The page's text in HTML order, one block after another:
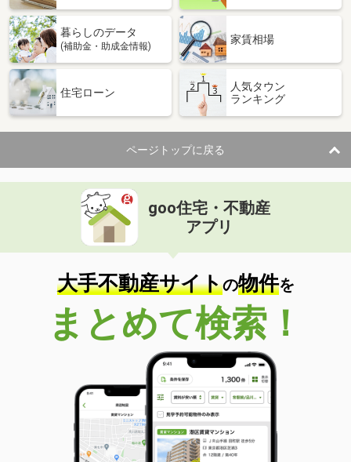
暮らしのデータ
(補助金・助成金情報)
家賃相場
住宅ローン
人気タウン
ランキング
ページトップに戻る
goo住宅・不動産
アプリ
大手不動産サイトの物件を
まとめて検索！